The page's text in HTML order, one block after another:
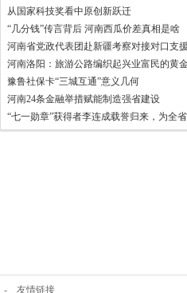
从国家科技奖看中原创新跃迁
“几分钱”传言背后 河南西瓜价差真相是啥
河南省党政代表团赴新疆考察对接对口支
河南洛阳：旅游公路编织起兴业富民的黄
豫鲁社保卡“三城互通”意义几何
河南24条金融举措赋能制造强省建设
“七一勋章”获得者李连成载誉归来，为全
- 友情链接